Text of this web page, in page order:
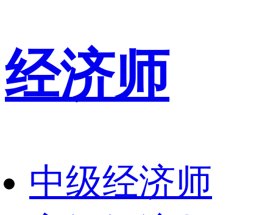
经济师
中级经济师